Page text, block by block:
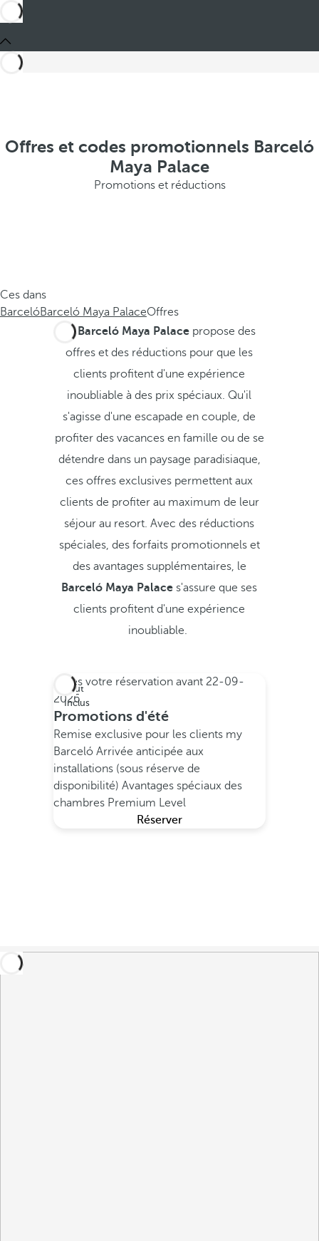
Offres et codes promotionnels Barceló
Maya Palace
Promotions et réductions
Ces dans
BarcelóBarceló Maya PalaceOffres
Le Barceló Maya Palace propose des
offres et des réductions pour que les
clients profitent d'une expérience
inoubliable à des prix spéciaux. Qu'il
s'agisse d'une escapade en couple, de
profiter des vacances en famille ou de se
détendre dans un paysage paradisiaque,
ces offres exclusives permettent aux
clients de profiter au maximum de leur
séjour au resort. Avec des réductions
spéciales, des forfaits promotionnels et
des avantages supplémentaires, le
Barceló Maya Palaces'assure que ses
clients profitent d'une expérience
inoubliable.
Tout
Inclus
Faites votre réservation avant 22-09-
2026
Promotions d'été
Remise exclusive pour les clients my
Barceló Arrivée anticipée aux
installations (sous réserve de
disponibilité) Avantages spéciaux des
chambres Premium Level
Réserver